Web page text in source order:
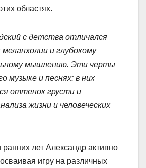
областях.
с детства отличался
и глубокому
мышлению. Эти черты
музыке и песнях: в них
оттенок грусти и
жизни и человеческих
лет Александр активно
игру на различных